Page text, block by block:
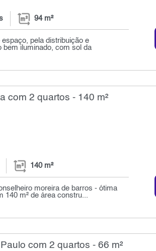
94 m²
pela distribuição e
bem iluminado, com sol da
com 2 quartos - 140 m²
140 m²
moreira de barros - ótima
140 m² de área constru...
com 2 quartos - 66 m²